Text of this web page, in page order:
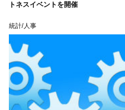
トネスイベントを開催
統計/人事